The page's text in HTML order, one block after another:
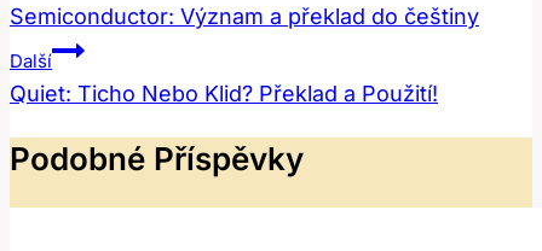
Pro
Příspěvek
Semiconductor: Význam a překlad do češtiny
Další
Quiet: Ticho Nebo Klid? Překlad a Použití!
Podobné Příspěvky